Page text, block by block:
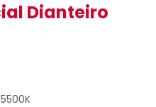
Dianteiro